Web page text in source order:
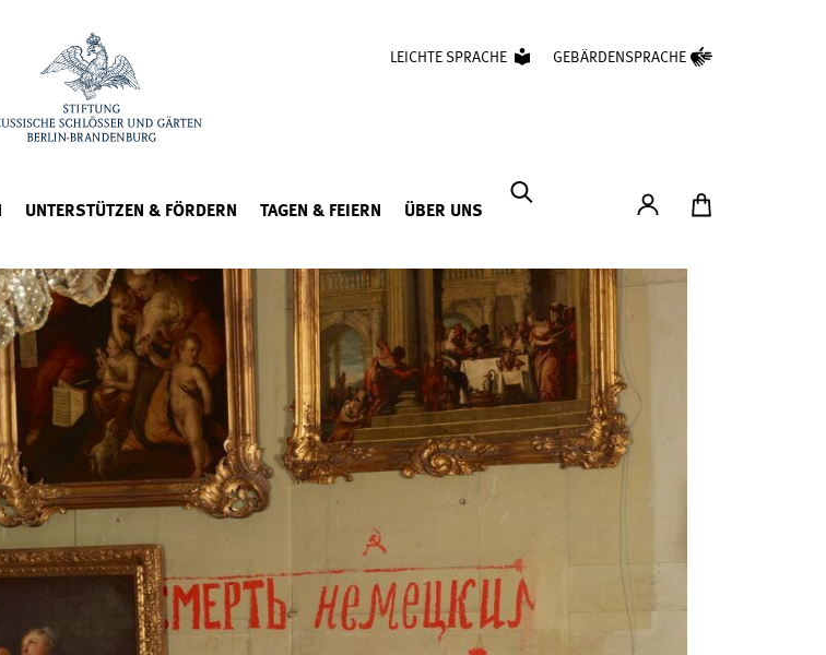
LEICHTE SPRACHE GEBÄRDENSPRACHE
UNTERSTÜTZEN & FÖRDERN TAGEN & FEIERN ÜBER UNS
Konto Zum Ticketshop